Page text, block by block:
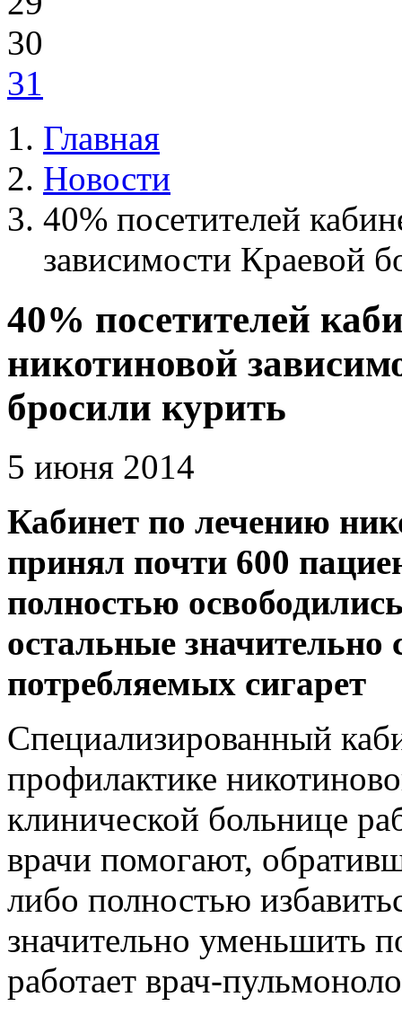
30
31
Главная
Новости
40% посетителей
зависимости Краевой
40% посетителей
никотиновой
бросили курить
5 июня 2014
Кабинет по лечению
принял почти 600
полностью
остальные значительно
потребляемых сигарет
Специализированный
профилактике
клинической больнице
врачи помогают,
либо полностью
значительно уменьшить
работает врач-